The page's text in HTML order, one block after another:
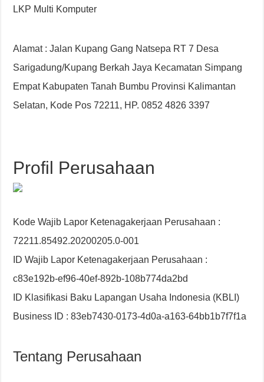
LKP Multi Komputer
Alamat : Jalan Kupang Gang Natsepa RT 7 Desa
Sarigadung/Kupang Berkah Jaya Kecamatan Simpang
Empat Kabupaten Tanah Bumbu Provinsi Kalimantan
Selatan, Kode Pos 72211, HP. 0852 4826 3397
Profil Perusahaan
Kode Wajib Lapor Ketenagakerjaan Perusahaan :
72211.85492.20200205.0-001
ID Wajib Lapor Ketenagakerjaan Perusahaan :
c83e192b-ef96-40ef-892b-108b774da2bd
ID Klasifikasi Baku Lapangan Usaha Indonesia (KBLI)
Business ID : 83eb7430-0173-4d0a-a163-64bb1b7f7f1a
Tentang Perusahaan